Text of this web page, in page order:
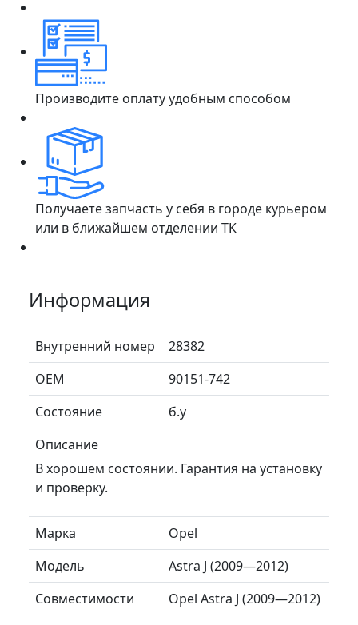
Производите оплату удобным способом
Получаете запчасть у себя в городе курьером
или в ближайшем отделении ТК
Информация
Внутренний номер
28382
ОЕМ
90151-742
Состояние
б.у
Описание
В хорошем состоянии. Гарантия на установку
и проверку.
Марка
Opel
Модель
Astra J (2009—2012)
Совместимости
Opel Astra J (2009—2012)